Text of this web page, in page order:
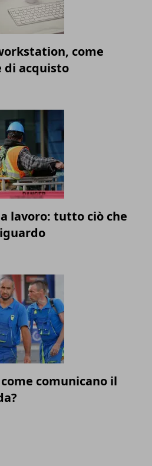
come
di acquisto
lavoro: tutto ciò che
comunicano il